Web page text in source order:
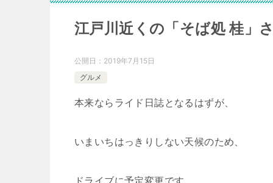
江戸川近くの「そば処 桂」
公開日： 2019年7月15日
グルメ
本来ならライド日誌となるはずが、
いまいちはっきりしない天候のため、
ドライブに予定変更です。